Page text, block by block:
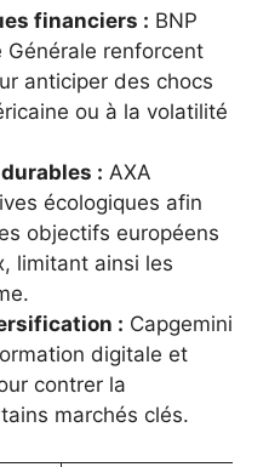
financiers : BNP
Générale renforcent
anticiper des chocs
ou à la volatilité
: AXA
écologiques afin
objectifs européens
limitant ainsi les
: Capgemini
digitale et
contrer la
marchés clés.